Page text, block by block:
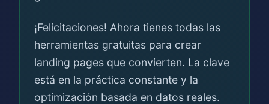
¡Felicitaciones! Ahora tienes todas las
herramientas gratuitas para crear
landing pages que convierten. La clave
está en la práctica constante y la
optimización basada en datos reales.